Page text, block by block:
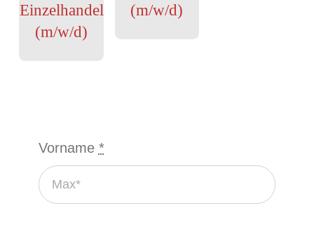
Einzelhandel
(m/w/d)
(m/w/d)
Vorname *